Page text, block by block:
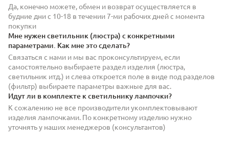
Да, конечно можете, обмен и возврат осуществляется в
будние дни с 10-18 в течении 7-ми рабочих дней с момента
покупки
Мне нужен светильник (люстра) с конкретными
параметрами. Как мне это сделать?
Связаться с нами и мы вас проконсультируем, если
самостоятельно выбираете раздел изделия (люстра,
светильник итд.) и слева откроется поле в виде под разделов
(фильтр) выбираете параметры важные для вас.
Идут ли в комплекте к светильнику лампочки?
К сожалению не все производители укомплектовывают
изделия лампочками. По конкретному изделию нужно
уточнять у наших менеджеров (консультантов)